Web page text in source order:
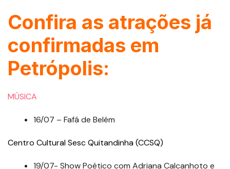
Confira as atrações já
confirmadas em
Petrópolis:
MÚSICA
16/07 – Fafá de Belém
Centro Cultural Sesc Quitandinha (CCSQ)
19/07- Show Poético com Adriana Calcanhoto e